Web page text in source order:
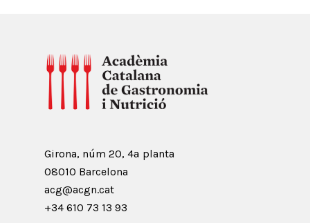
Girona, núm 20, 4ª planta
08010 Barcelona
acg@acgn.cat
+34 610 73 13 93